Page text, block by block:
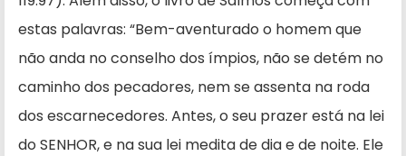
estas palavras: “Bem-aventurado o homem que
não anda no conselho dos ímpios, não se detém no
caminho dos pecadores, nem se assenta na roda
dos escarne­cedores. Antes, o seu prazer está na lei
do SENHOR, e na sua lei medita de dia e de noite. Ele